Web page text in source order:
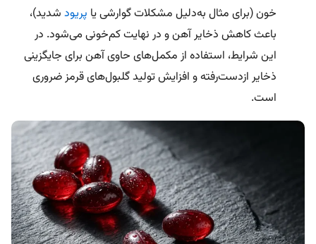
خون (برای مثال به‌دلیل مشکلات گوارشی یا پریود شدید)،
باعث کاهش ذخایر آهن و در نهایت کم‌خونی می‌شود. در
این شرایط، استفاده از مکمل‌های حاوی آهن برای جایگزینی
ذخایر ازدست‌رفته و افزایش تولید گلبول‌های قرمز ضروری
است.